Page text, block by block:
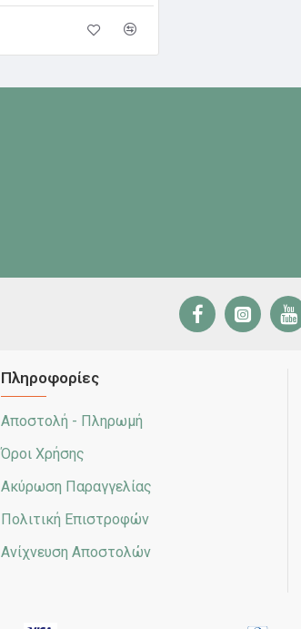
Πληροφορίες
Αποστολή - Πληρωμή
Όροι Χρήσης
Ακύρωση Παραγγελίας
Πολιτική Επιστροφών
Ανίχνευση Αποστολών